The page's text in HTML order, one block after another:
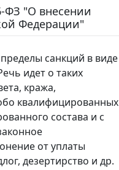
ФЗ "О внесении
Федерации"
санкций в виде
идет о таких
кража,
квалифицированных
состава и с
от уплаты
дезертирство и др.